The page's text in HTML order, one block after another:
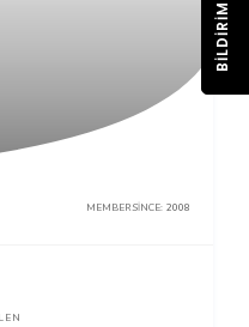
MEMBER SINCE: 2008
BILDIRIM